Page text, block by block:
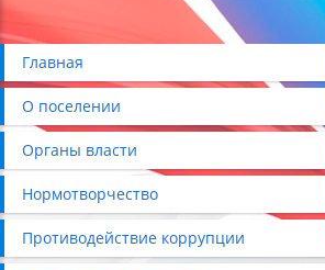
Главная
О поселении
Органы власти
Нормотворчество
Противодействие коррупции